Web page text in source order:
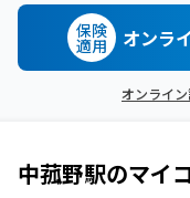
保険
適用 オンラ
オンライ
中菰野駅のマイ